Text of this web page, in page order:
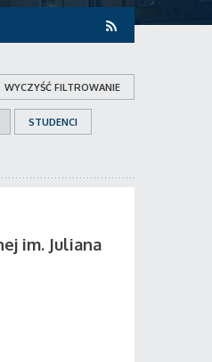
WYCZYŚĆ FILTROWANIE
STUDENCI
im. Juliana